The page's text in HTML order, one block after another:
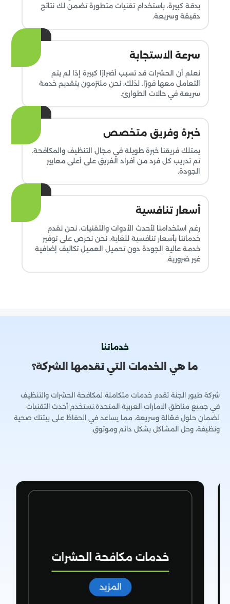
بدقة كبيرة، باستخدام تقنيات متطورة تضمن لك نتائج
دقيقة وسريعة.
سرعة الاستجابة
نعلم أن الحشرات قد تسبب أضرارًا كبيرة إذا لم يتم
التعامل معها فورًا. لذلك، نحن ملتزمون بتقديم خدمة
سريعة في حالات الطوارئ.
خبرة وفريق متخصص
يمتلك فريقنا خبرة طويلة في مجال التنظيف والمكافحة.
تم تدريب كل فرد من أفراد الفريق على أعلى معايير
الجودة.
أسعار تنافسية
رغم استخدامنا لأحدث الأدوات والتقنيات، نحن نقدم
خدماتنا بأسعار تنافسية للغاية. نحن نحرص على توفير
خدمة عالية الجودة دون تحميل العميل تكاليف إضافية
غير ضرورية.
خدماتنا
ما هي الخدمات التي تقدمها الشركة؟
شركة طيور الجنة تقدم خدمات متكاملة لمكافحة الحشرات والتنظيف
في جميع مناطق الامارات العربية المتحدة.نستخدم أحدث التقنيات
لضمان حلول فعّالة وسريعة، مما يساعد في الحفاظ على بيئتك صحية
ونظيفة، وحل المشاكل بشكل دائم وموثوق.
خدمات مكافحة الحشرات
المزيد